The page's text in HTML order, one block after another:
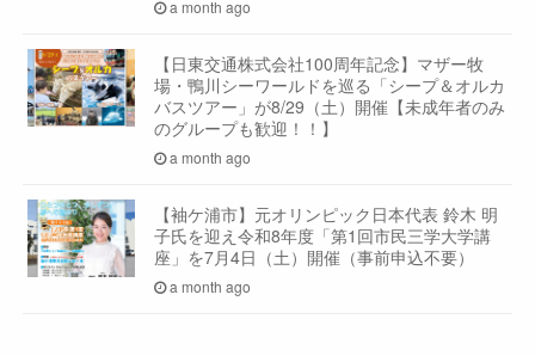
a month ago
【日東交通株式会社100周年記念】マザー牧
場・鴨川シーワールドを巡る「シープ＆オルカ
バスツアー」が8/29（土）開催【未成年者のみ
のグループも歓迎！！】
a month ago
【袖ケ浦市】元オリンピック日本代表 鈴木 明
子氏を迎え令和8年度「第1回市民三学大学講
座」を7月4日（土）開催（事前申込不要）
a month ago